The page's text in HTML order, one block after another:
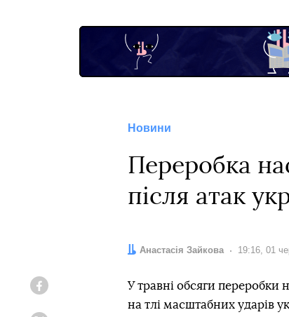
Новини
Переробка
після атак
Автор:
Анастасія Зайкова Дата:
19:16, 01
У травні обсяги переробки
на тлі масштабних ударів